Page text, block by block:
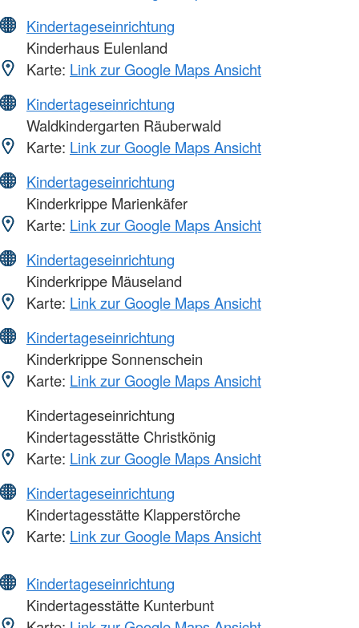
Kindertageseinrichtung
Kinderhaus Eulenland
Karte: Link zur Google Maps Ansicht
Kindertageseinrichtung
Waldkindergarten Räuberwald
Karte: Link zur Google Maps Ansicht
Kindertageseinrichtung
Kinderkrippe Marienkäfer
Karte: Link zur Google Maps Ansicht
Kindertageseinrichtung
Kinderkrippe Mäuseland
Karte: Link zur Google Maps Ansicht
Kindertageseinrichtung
Kinderkrippe Sonnenschein
Karte: Link zur Google Maps Ansicht
Kindertageseinrichtung
Kindertagesstätte Christkönig
Karte: Link zur Google Maps Ansicht
Kindertageseinrichtung
Kindertagesstätte Klapperstörche
Karte: Link zur Google Maps Ansicht
Kindertageseinrichtung
Kindertagesstätte Kunterbunt